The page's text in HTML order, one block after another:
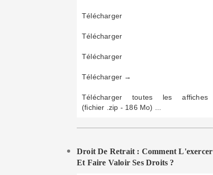
Télécharger
Télécharger
Télécharger
Télécharger →
Télécharger toutes les affiches
(fichier .zip - 186 Mo) ...
Droit De Retrait : Comment L'exercer
Et Faire Valoir Ses Droits ?